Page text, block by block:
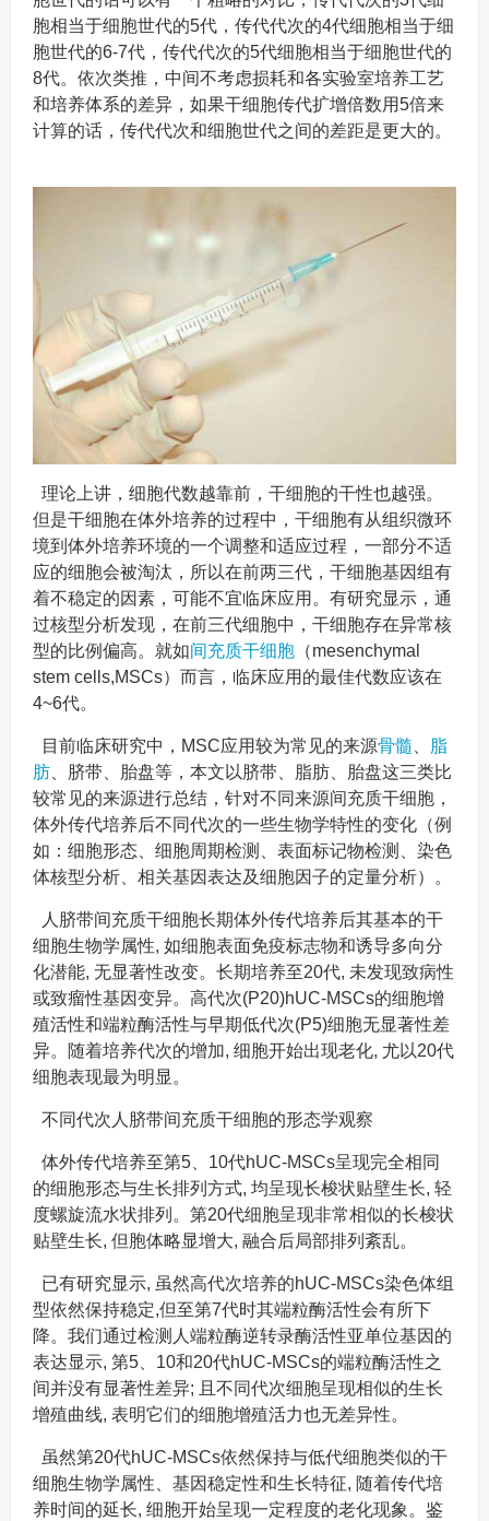
胞相当于细胞世代的5代，传代代次的4代细胞相当于细
胞世代的6-7代，传代代次的5代细胞相当于细胞世代的
8代。依次类推，中间不考虑损耗和各实验室培养工艺
和培养体系的差异，如果干细胞传代扩增倍数用5倍来
计算的话，传代代次和细胞世代之间的差距是更大的。
理论上讲，细胞代数越靠前，干细胞的干性也越强。
但是干细胞在体外培养的过程中，干细胞有从组织微环
境到体外培养环境的一个调整和适应过程，一部分不适
应的细胞会被淘汰，所以在前两三代，干细胞基因组有
着不稳定的因素，可能不宜临床应用。有研究显示，通
过核型分析发现，在前三代细胞中，干细胞存在异常核
型的比例偏高。就如间充质干细胞（mesenchymal
stem cells,MSCs）而言，临床应用的最佳代数应该在
4~6代。
目前临床研究中，MSC应用较为常见的来源骨髓
脂
肪、脐带、胎盘等，本文以脐带、脂肪、胎盘这三类比
较常见的来源进行总结，针对不同来源间充质干细胞，
体外传代培养后不同代次的一些生物学特性的变化（例
如：细胞形态、细胞周期检测、表面标记物检测、染色
体核型分析、相关基因表达及细胞因子的定量分析）。
人脐带间充质干细胞长期体外传代培养后其基本的干
细胞生物学属性, 如细胞表面免疫标志物和诱导多向分
化潜能, 无显著性改变。长期培养至20代, 未发现致病性
或致瘤性基因变异。高代次(P20)hUC-MSCs的细胞增
殖活性和端粒酶活性与早期低代次(P5)细胞无显著性差
异。随着培养代次的增加, 细胞开始出现老化, 尤以20代
细胞表现最为明显。
不同代次人脐带间充质干细胞的形态学观察
体外传代培养至第5、10代hUC-MSCs呈现完全相同
的细胞形态与生长排列方式, 均呈现长梭状贴壁生长, 轻
度螺旋流水状排列。第20代细胞呈现非常相似的长梭状
贴壁生长, 但胞体略显增大, 融合后局部排列紊乱。
已有研究显示, 虽然高代次培养的hUC-MSCs染色体组
型依然保持稳定,但至第7代时其端粒酶活性会有所下
降。我们通过检测人端粒酶逆转录酶活性亚单位基因的
表达显示, 第5、10和20代hUC-MSCs的端粒酶活性之
间并没有显著性差异; 且不同代次细胞呈现相似的生长
增殖曲线, 表明它们的细胞增殖活力也无差异性。
虽然第20代hUC-MSCs依然保持与低代细胞类似的干
细胞生物学属性、基因稳定性和生长特征, 随着传代培
养时间的延长, 细胞开始呈现一定程度的老化现象。鉴